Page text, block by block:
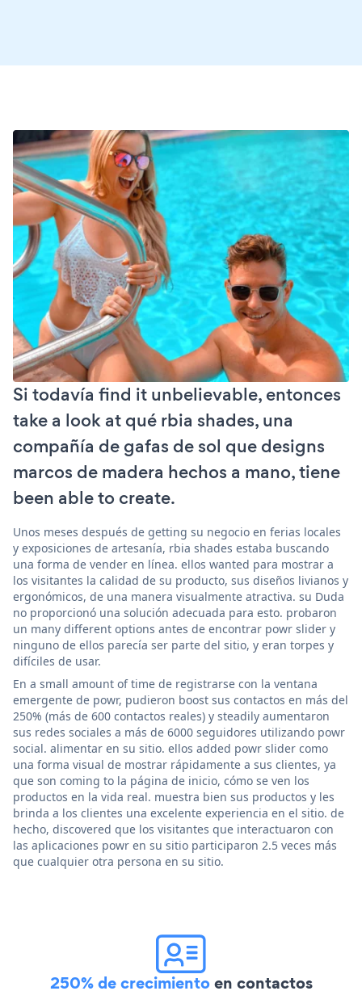
Si todavía find it unbelievable, entonces
take a look at qué rbia shades, una
compañía de gafas de sol que designs
marcos de madera hechos a mano, tiene
been able to create.
Unos meses después de getting su negocio en ferias locales
y exposiciones de artesanía, rbia shades estaba buscando
una forma de vender en línea. ellos wanted para mostrar a
los visitantes la calidad de su producto, sus diseños livianos y
ergonómicos, de una manera visualmente atractiva. su Duda
no proporcionó una solución adecuada para esto. probaron
un many different options antes de encontrar powr slider y
ninguno de ellos parecía ser parte del sitio, y eran torpes y
difíciles de usar.
En a small amount of time de registrarse con la ventana
emergente de powr, pudieron boost sus contactos en más del
250% (más de 600 contactos reales) y steadily aumentaron
sus redes sociales a más de 6000 seguidores utilizando powr
social. alimentar en su sitio. ellos added powr slider como
una forma visual de mostrar rápidamente a sus clientes, ya
que son coming to la página de inicio, cómo se ven los
productos en la vida real. muestra bien sus productos y les
brinda a los clientes una excelente experiencia en el sitio. de
hecho, discovered que los visitantes que interactuaron con
las aplicaciones powr en su sitio participaron 2.5 veces más
que cualquier otra persona en su sitio.
250% de crecimientoen contactos